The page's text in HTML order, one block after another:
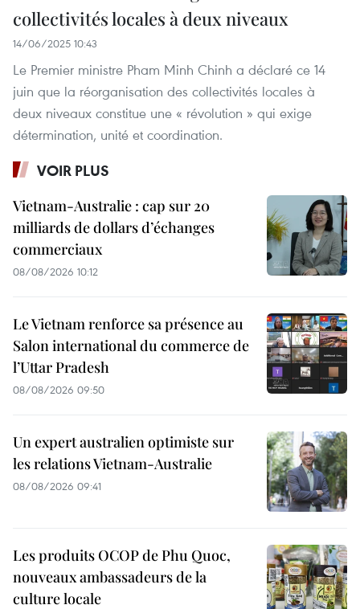
collectivités locales à deux niveaux
14/06/2025 10:43
Le Premier ministre Pham Minh Chinh a déclaré ce 14
juin que la réorganisation des collectivités locales à
deux niveaux constitue une « révolution » qui exige
détermination, unité et coordination.
VOIR PLUS
Vietnam-Australie : cap sur 20
milliards de dollars d’échanges
commerciaux
08/08/2026 10:12
Le Vietnam renforce sa présence au
Salon international du commerce de
l’Uttar Pradesh
08/08/2026 09:50
Un expert australien optimiste sur
les relations Vietnam-Australie
08/08/2026 09:41
Les produits OCOP de Phu Quoc,
nouveaux ambassadeurs de la
culture locale